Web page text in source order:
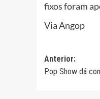
fixos foram
Via Angop
de
Anterior:
Pop Show dá